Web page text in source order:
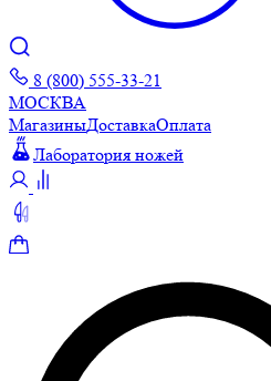
8 (800) 555-33-21
МОСКВА
МагазиныДоставкаОплата
Лаборатория ножей